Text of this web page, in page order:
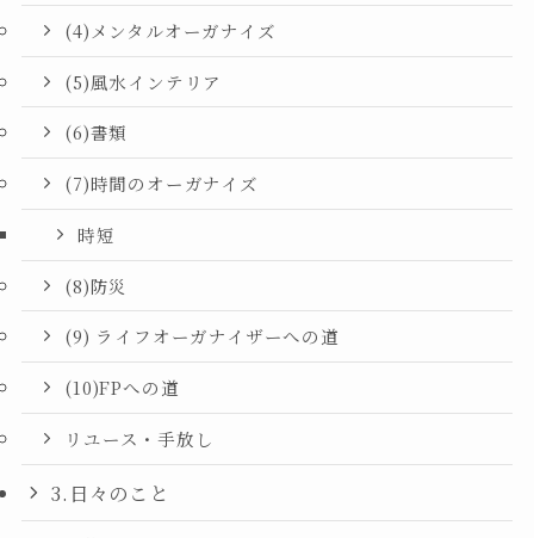
(4)メンタルオーガナイズ
(5)風水インテリア
(6)書類
(7)時間のオーガナイズ
時短
(8)防災
(9) ライフオーガナイザーへの道
(10)FPへの道
リユース・手放し
3.日々のこと